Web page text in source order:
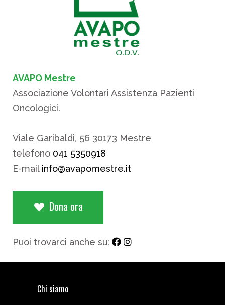
AVAPO Mestre
Associazione Volontari Assistenza Pazienti
Oncologici.
Viale Garibaldi, 56 30173 Mestre
telefono 041 5350918
E-mail info@avapomestre.it
Dona ora
Puoi trovarci anche su:
Chi siamo